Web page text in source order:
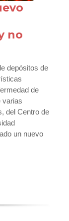
no
depósitos de
de
varias
del Centro de
un nuevo